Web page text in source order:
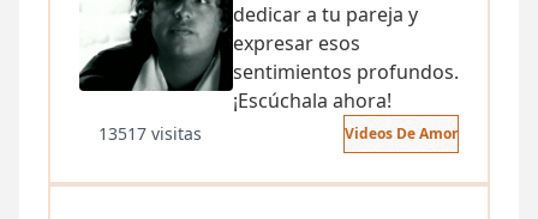
dedicar a tu pareja y
expresar esos
sentimientos profundos.
¡Escúchala ahora!
13517 visitas Videos De Amor